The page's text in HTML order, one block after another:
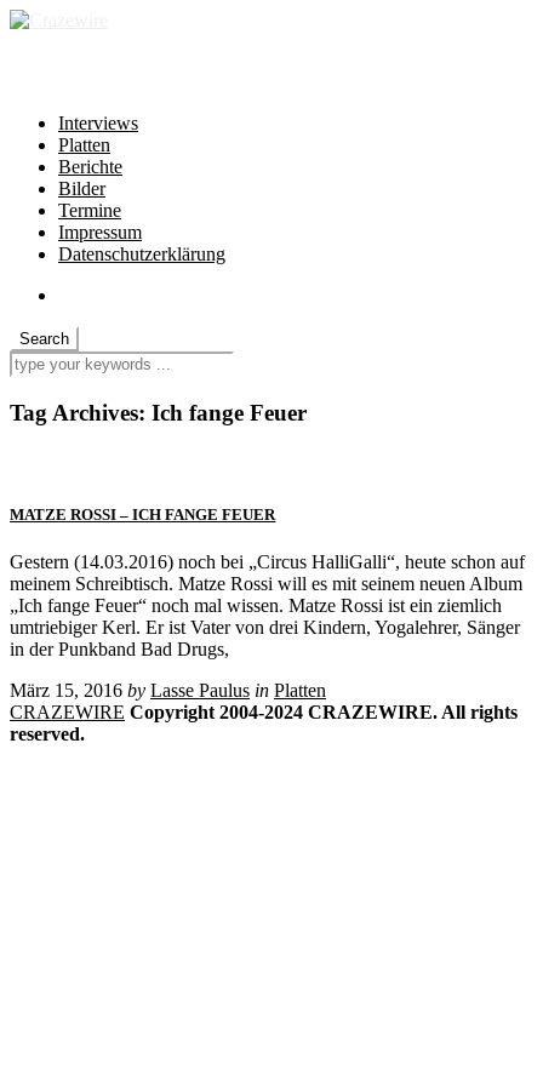
Interviews
Platten
Berichte
Bilder
Termine
Impressum
Datenschutzerklärung
Tag Archives: Ich fange Feuer
MATZE ROSSI – ICH FANGE FEUER
Gestern (14.03.2016) noch bei „Circus HalliGalli“, heute schon auf
meinem Schreibtisch. Matze Rossi will es mit seinem neuen Album
„Ich fange Feuer“ noch mal wissen. Matze Rossi ist ein ziemlich
umtriebiger Kerl. Er ist Vater von drei Kindern, Yogalehrer, Sänger
in der Punkband Bad Drugs,
März 15, 2016 by Lasse Paulus in Platten
CRAZEWIRE Copyright 2004-2024 CRAZEWIRE. All rights
reserved.